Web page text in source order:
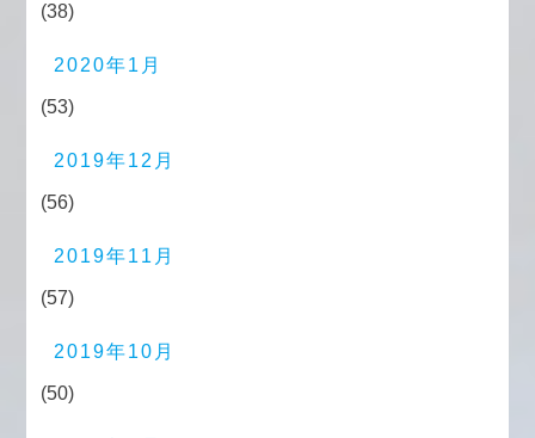
(38)
2020年1月
(53)
2019年12月
(56)
2019年11月
(57)
2019年10月
(50)